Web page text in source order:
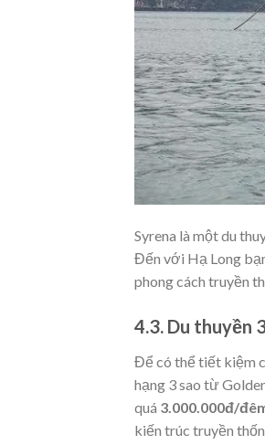
Syrena là một du
Đến với Hạ Long
phong cách truyền
4.3. Du thuyền
Để có thể tiết kiệm
hạng 3 sao từ
quá 3.000.000đ/
kiến trúc truyền